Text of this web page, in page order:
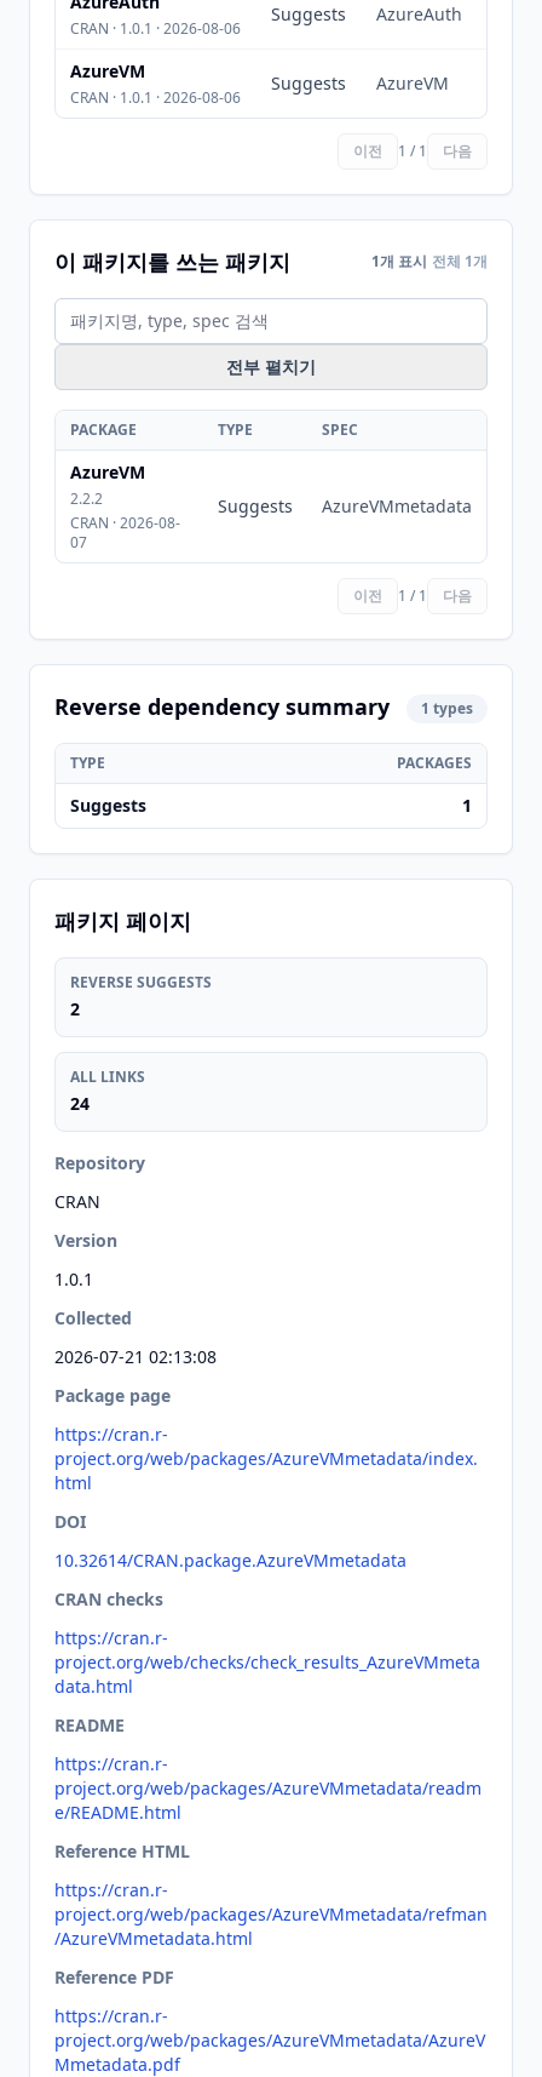
CRAN · 1.0.1 · 2026-08-06
Suggests AzureAuth
AzureVM
CRAN · 1.0.1 · 2026-08-06
Suggests AzureVM
이전 1 / 1 다음
이 패키지를 쓰는 패키지 1개 표시 전체 1개
전부 펼치기
PACKAGE TYPE SPEC
AzureVM
2.2.2
CRAN · 2026-08-
07
Suggests AzureVMmetadata
이전 1 / 1 다음
Reverse dependency summary 1 types
TYPE PACKAGES
Suggests 1
패키지 페이지
REVERSE SUGGESTS
2
ALL LINKS
24
Repository
CRAN
Version
1.0.1
Collected
2026-07-21 02:13:08
Package page
https://cran.r-
project.org/web/packages/AzureVMmetadata/index.
html
DOI
10.32614/CRAN.package.AzureVMmetadata
CRAN checks
https://cran.r-
project.org/web/checks/check_results_AzureVMmeta
data.html
README
https://cran.r-
project.org/web/packages/AzureVMmetadata/readm
e/README.html
Reference HTML
https://cran.r-
project.org/web/packages/AzureVMmetadata/refman
/AzureVMmetadata.html
Reference PDF
https://cran.r-
project.org/web/packages/AzureVMmetadata/AzureV
Mmetadata.pdf